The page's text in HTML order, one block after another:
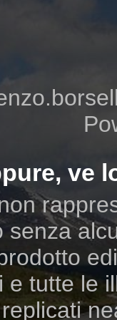
ve
senza
e tutte le